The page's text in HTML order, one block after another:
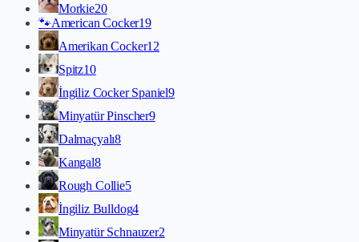
Morkie20
🐾American Cocker19
Amerikan Cocker12
Spitz10
İngiliz Cocker Spaniel9
Minyatür Pinscher9
Dalmaçyalı8
Kangal8
Rough Collie5
İngiliz Bulldog4
Minyatür Schnauzer2